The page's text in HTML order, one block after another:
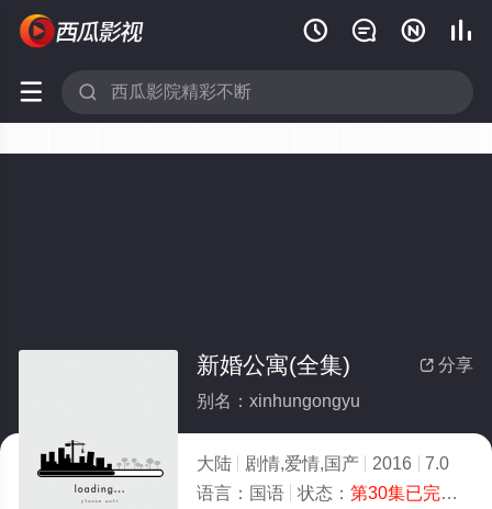
   
 
 分享
新婚公寓(全集)
别名：xinhungongyu
大陆 剧情,爱情,国产 2016
7.0
语言： 国语 状态： 第30集已完结